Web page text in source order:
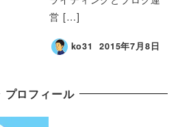
営 […]
ko31 2015年7月8日
プロフィール